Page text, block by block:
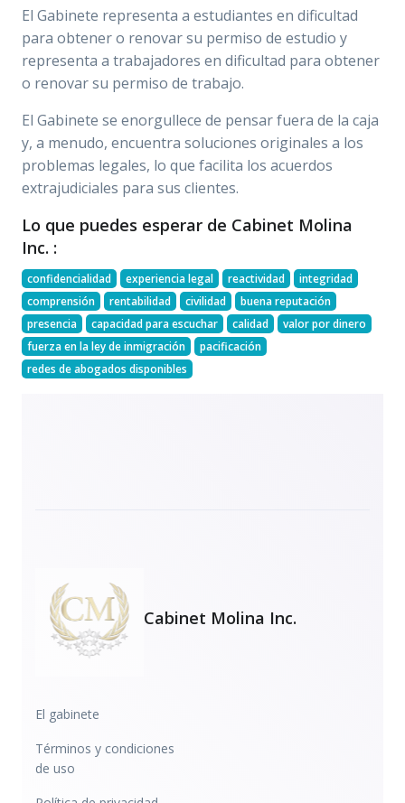
El Gabinete representa a estudiantes en dificultad
para obtener o renovar su permiso de estudio y
representa a trabajadores en dificultad para obtener
o renovar su permiso de trabajo.
El Gabinete se enorgullece de pensar fuera de la caja
y, a menudo, encuentra soluciones originales a los
problemas legales, lo que facilita los acuerdos
extrajudiciales para sus clientes.
Lo que puedes esperar de Cabinet Molina
Inc. :
confidencialidad experiencia legal reactividad
integridad
comprensión
rentabilidad civilidad
buena reputación
presencia
capacidad para escuchar calidad
valor por dinero
fuerza en la ley de inmigración
pacificación
redes de abogados disponibles
Cabinet Molina Inc.
El gabinete
Términos y condiciones
de uso